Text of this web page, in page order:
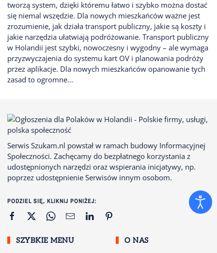
tworzą system, dzięki któremu łatwo i szybko można dostać
się niemal wszędzie. Dla nowych mieszkańców ważne jest
zrozumienie, jak działa transport publiczny, jakie są koszty i
jakie narzędzia ułatwiają podróżowanie. Transport publiczny
w Holandii jest szybki, nowoczesny i wygodny – ale wymaga
przyzwyczajenia do systemu kart OV i planowania podróży
przez aplikacje. Dla nowych mieszkańców opanowanie tych
zasad to ogromne...
Serwis Szukam.nl powstał w ramach budowy Informacyjnej
Społeczności. Zachęcamy do bezpłatnego korzystania z
udostępnionych narzędzi oraz wspierania inicjatywy, np.
poprzez udostępnienie Serwisów innym osobom.
PODZIEL SIĘ, KLIKNIJ PONIŻEJ:
SZYBKIE MENU O NAS